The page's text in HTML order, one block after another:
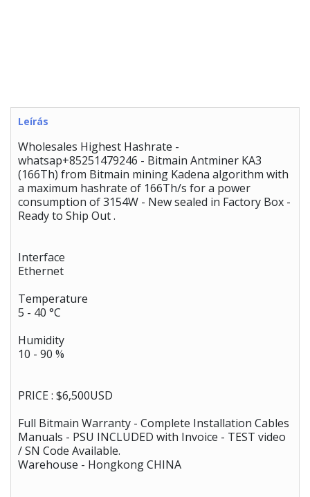
Leírás
Wholesales Highest Hashrate -
whatsap+85251479246 - Bitmain Antminer KA3
(166Th) from Bitmain mining Kadena algorithm with
a maximum hashrate of 166Th/s for a power
consumption of 3154W - New sealed in Factory Box -
Ready to Ship Out .
Interface
Ethernet
Temperature
5 - 40 °C
Humidity
10 - 90 %
PRICE : $6,500USD
Full Bitmain Warranty - Complete Installation Cables
Manuals - PSU INCLUDED with Invoice - TEST video
/ SN Code Available.
Warehouse - Hongkong CHINA